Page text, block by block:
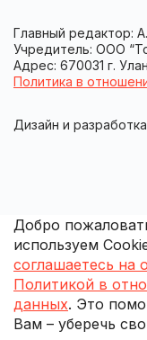
Главный редактор:
Учредитель: ООО
Адрес: 670031 г.
Политика в
Дизайн и
Добро
используем
соглашаетесь на
Политикой в
данных. Это
Вам – уберечь